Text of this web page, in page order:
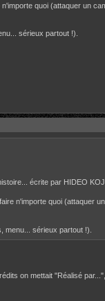
quoi (attaquer un
sérieux partout !).
écrite par HIDEO
n'importe quoi (attaquer
menu... sérieux partout !).
on mettait "Réalisé